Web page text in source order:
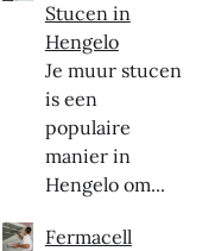
Stucen in
Hengelo
Je muur stucen
is een
populaire
manier in
Hengelo om...
Fermacell